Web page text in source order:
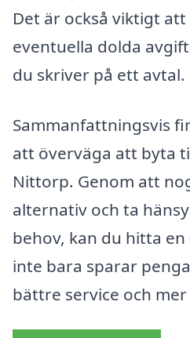
Det är också viktigt att
eventuella dolda
du skriver på ett avtal.
Sammanfattningsvis
att överväga att byta
Nittorp. Genom att
alternativ och ta
behov, kan du hitta
inte bara sparar
bättre service och